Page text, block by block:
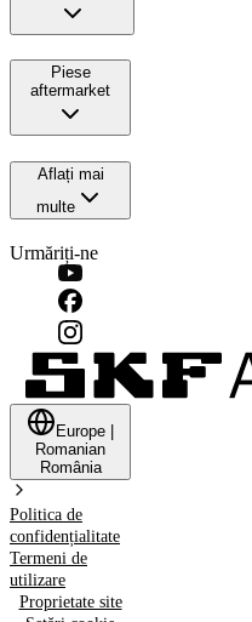
Piese
aftermarket
Aflați mai
multe
Urmăriți-ne
Europe
Romanian
România
Politica de
confidențialitate
Termeni de
utilizare
Proprietate site